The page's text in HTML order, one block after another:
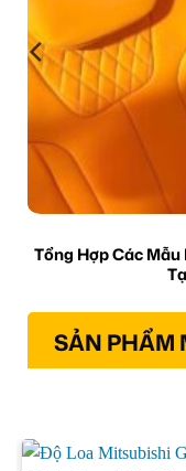
Tổng Hợp Các Mẫu
SẢN PHẨM